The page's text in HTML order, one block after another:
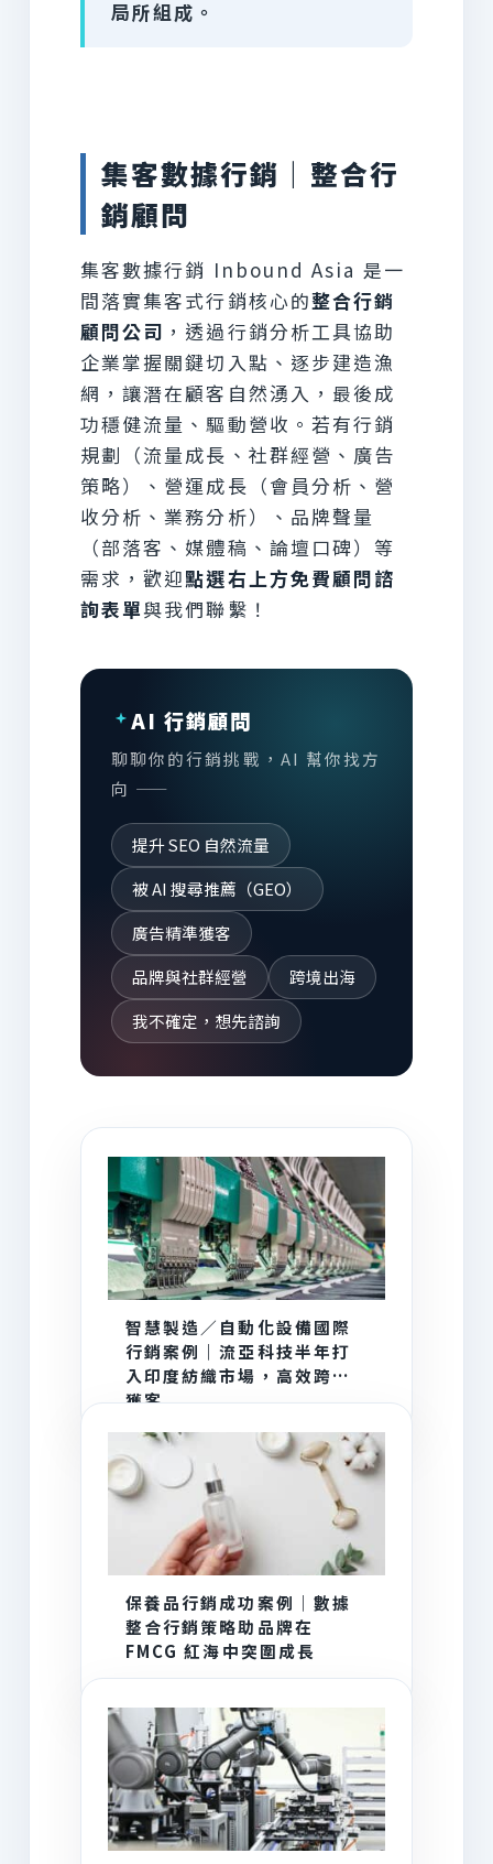
局所組成。
集客數據行銷｜整合行
銷顧問
集客數據行銷 Inbound Asia 是一
間落實集客式行銷核心的整合行銷
顧問公司 ，透過行銷分析工具協助
企業掌握關鍵切入點、逐步建造漁
網，讓潛在顧客自然湧入，最後成
功穩健流量、驅動營收。若有行銷
規劃（流量成長、社群經營、廣告
策略）、營運成長（會員分析、營
收分析、業務分析）、品牌聲量
（部落客、媒體稿、論壇口碑）等
需求，歡迎點選右上方免費顧問諮
詢表單與我們聯繫！
AI 行銷顧問
聊聊你的行銷挑戰，AI 幫你找方
向 ——
提升 SEO 自然流量
被 AI 搜尋推薦（GEO）
廣告精準獲客
品牌與社群經營
跨境出海
我不確定，想先諮詢
智慧製造／自動化設備國際
行銷案例｜流亞科技半年打
入印度紡織市場，高效跨海
獲客
保養品行銷成功案例｜數據
整合行銷策略助品牌在
FMCG 紅海中突圍成長